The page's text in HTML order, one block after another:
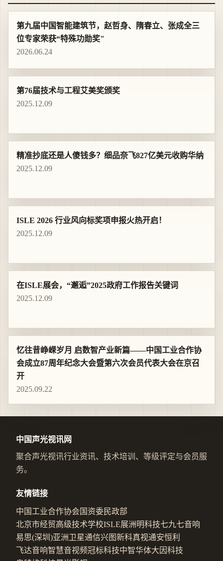
第九届中国智能建筑节，赵哲身、隋春立、张成全三
位专家荣获“特殊功勋奖"
2026.06.24
第76届技术与工程艾美奖颁奖
2025.12.09
精准抄底还是人傻钱多？细品奈飞827亿美元收购华纳
2025.12.09
ISLE 2026 行业风向标奖项申报火热开启！
2025.12.09
在ISLE展会，“邂逅”2025政府工作报告关键词
2025.12.09
忆往昔峥嵘岁月 启数智产业新篇——中国工业合作协
会成立87周年纪念大会暨第六次会员代表大会在京召
开
2025.09.22
中国声光视讯网
聚合声光视讯行业资讯、技术培训、等级评定与会员服
务。
友情链接
中国工业合作协会国资委民政部
北京市经贸高级技术学校ISLE展洲明科技七九七音响
易思(深圳)亚洲卫星通信兴图新科真视通安恒利
飞达音响智慧音视频冠标科技中智华体大因科技